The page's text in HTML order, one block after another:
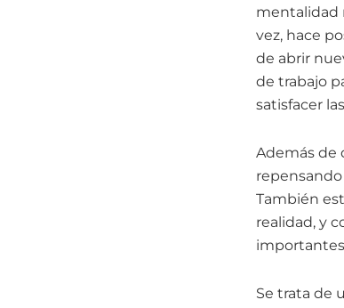
mentalidad
vez, hace
de abrir
de trabajo
satisfacer
Además de
También
realidad, y
Se trata de